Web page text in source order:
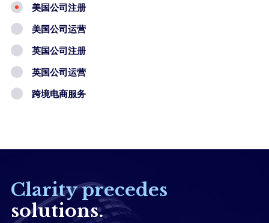
美国公司注册
美国公司运营
英国公司注册
英国公司运营
跨境电商服务
Clarity precedes
solutions.